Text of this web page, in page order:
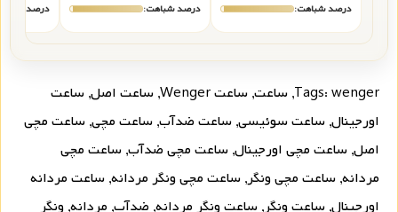
درصد شباهت:
درصد شباهت:
درصد
Tags: wenger
, ساعت, ساعت Wenger , ساعت اصل, ساعت
اورجینال, ساعت سوئیسی, ساعت ضدآب, ساعت مچی, ساعت مچی
اصل, ساعت مچی اورجینال, ساعت مچی ضدآب, ساعت مچی
مردانه, ساعت مچی ونگر, ساعت مچی ونگر مردانه, ساعت مردانه
اورجینال, ساعت ونگر, ساعت ونگر مردانه, ضدآب, مردانه, ونگر